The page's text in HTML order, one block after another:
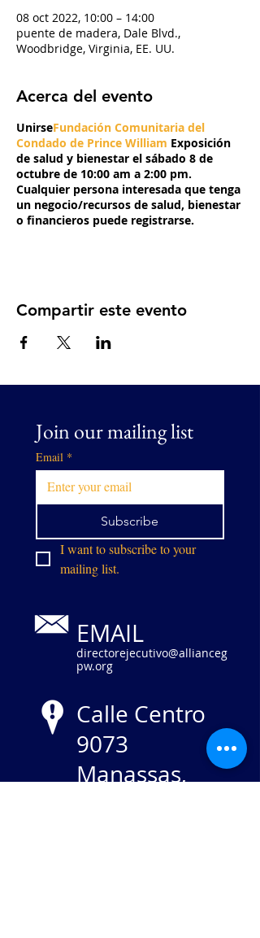
08 oct 2022, 10:00 – 14:00
puente de madera, Dale Blvd.,
Woodbridge, Virginia, EE. UU.
Acerca del evento
UnirseFundación Comunitaria del
Condado de Prince William Exposición
de salud y bienestar el sábado 8 de
octubre de 10:00 am a 2:00 pm.
Cualquier persona interesada que tenga
un negocio/recursos de salud, bienestar
o financieros puede registrarse.
Compartir este evento
Join our mailing list
Email *
Subscribe
I want to subscribe to your
mailing list.
EMAIL
directorejecutivo@allianceg
pw.org
Calle Centro
9073
Manassas,